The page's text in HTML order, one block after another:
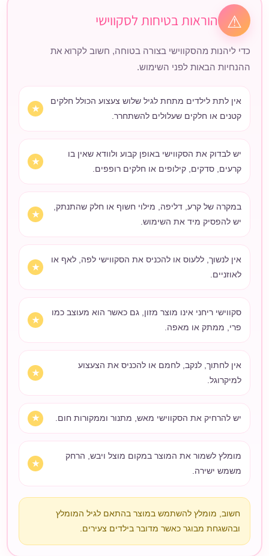
⚠ הוראות בטיחות לסקווישי
כדי ליהנות מהסקווישי בצורה בטוחה, חשוב לקרוא את
ההנחיות הבאות לפני השימוש.
אין לתת לילדים מתחת לגיל שלוש צעצוע הכולל חלקים
קטנים או חלקים שעלולים להשתחרר.
יש לבדוק את הסקווישי באופן קבוע ולוודא שאין בו
קרעים, סדקים, קילופים או חלקים רופפים.
במקרה של קרע, דליפה, מילוי חשוף או חלק שהתנתק,
יש להפסיק מיד את השימוש.
אין לנשוך, ללעוס או להכניס את הסקווישי לפה, לאף או
לאוזניים.
סקווישי ריחני אינו מוצר מזון, גם כאשר הוא מעוצב כמו
פרי, ממתק או מאפה.
אין לחתוך, לנקב, לחמם או להכניס את הצעצוע
למיקרוגל.
יש להרחיק את הסקווישי מאש, מתנור וממקורות חום.
מומלץ לשמור את המוצר במקום מוצל ויבש, הרחק
משמש ישירה.
חשוב, מומלץ להשתמש במוצר בהתאם לגיל המומלץ
ובהשגחת מבוגר כאשר מדובר בילדים צעירים.